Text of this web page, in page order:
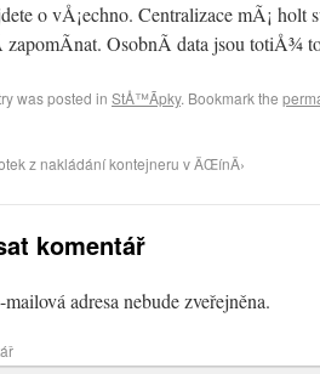
o vÅ¡echno. Centralizace mÃ¡
zapomÃ­nat. OsobnÃ­ data jsou totiÅ¾
was posted in StÅ™Ã­pky. Bookmark the
z nakládání kontejneru v ÄŒínÄ›
komentář
mailová adresa nebude zveřejněna.